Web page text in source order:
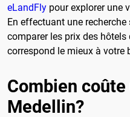
eLandFly pour explorer une
En effectuant une
comparer les prix des
correspond le mieux à votre
Combien
Medellin?